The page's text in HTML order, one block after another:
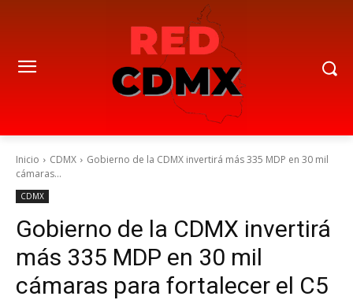
Inicio CDMX
Gobierno de la CDMX invertirá más 335 MDP en 30 mil
cámaras...
CDMX
Gobierno de la CDMX invertirá
más 335 MDP en 30 mil
cámaras para fortalecer el C5